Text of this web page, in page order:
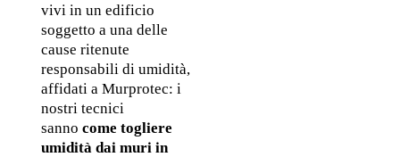
vivi in un edificio
soggetto a una delle
cause ritenute
responsabili di umidità,
affidati a Murprotec: i
nostri tecnici
sanno come togliere
umidità dai muri in